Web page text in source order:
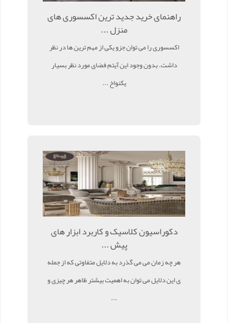
راهنمای خرید جدید ترین اکسسوری های
منزل ...
اکسسوری را می توان جزو یکی از مهم ترین ها در نظر
داشت. بدون وجود این آیتم فضای مورد نظر بسیار
یکنواخ ...
دکوراسیون کلاسیک و کاربرد ابزار های
پیش ...
هر چه زمان می می گذرد به دلایل متفاوتی که از جمله
ی این دلایل می توان به اهمیت بیشتر ظاهر هر چیزی و
...